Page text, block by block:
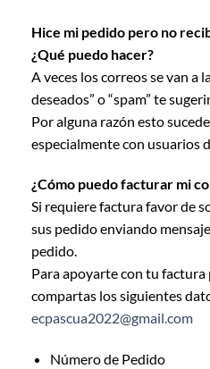
Hice mi pedido pero no
¿Qué puedo hacer?
A veces los correos se van a
deseados” o “spam” te
Por alguna razón esto
especialmente con usuarios
¿Cómo puedo facturar mi
Si requiere factura favor de
sus pedido enviando
pedido.
Para apoyarte con tu
compartas los siguientes
ecpascua2022@gmail.com
Número de Pedido